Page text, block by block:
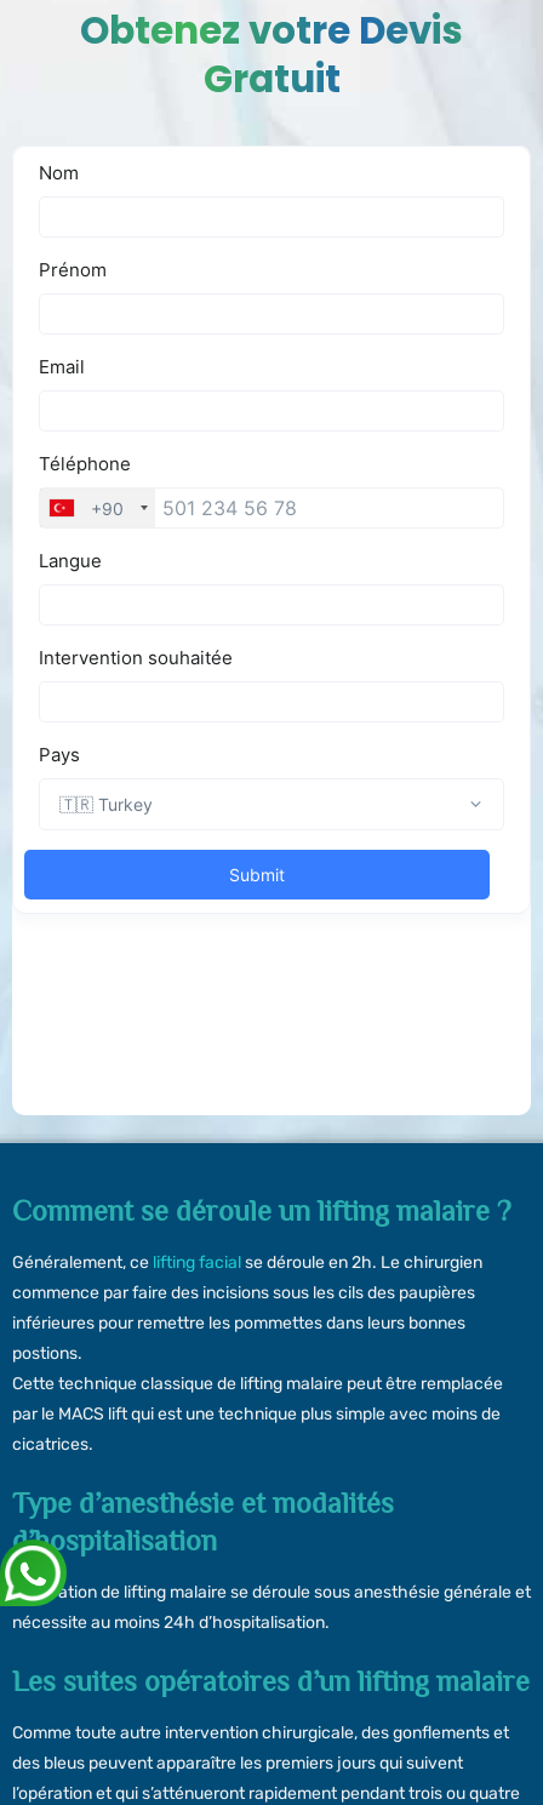
Obtenez votre Devis
Gratuit
Comment se déroule un lifting malaire ?
Généralement, ce lifting facialse déroule en 2h. Le chirurgien
commence par faire des incisions sous les cils des paupières
inférieures pour remettre les pommettes dans leurs bonnes
postions.
Cette technique classique de lifting malaire peut être remplacée
par le MACS lift qui est une technique plus simple avec moins de
cicatrices.
Type d’anesthésie et modalités
d’hospitalisation
L’opération de lifting malaire se déroule sous anesthésie générale et
nécessite au moins 24h d’hospitalisation.
Les suites opératoires d’un lifting malaire
Comme toute autre intervention chirurgicale, des gonflements et
des bleus peuvent apparaître les premiers jours qui suivent
l’opération et qui s’atténueront rapidement pendant trois ou quatre